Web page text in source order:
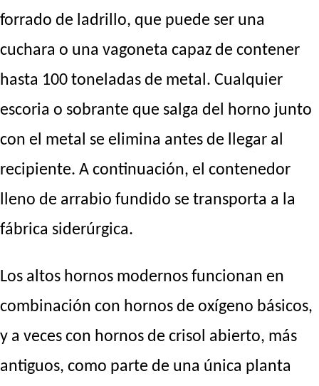
forrado de ladrillo, que puede ser una
cuchara o una vagoneta capaz de contener
hasta 100 toneladas de metal. Cualquier
escoria o sobrante que salga del horno junto
con el metal se elimina antes de llegar al
recipiente. A continuación, el contenedor
lleno de arrabio fundido se transporta a la
fábrica siderúrgica.
Los altos hornos modernos funcionan en
combinación con hornos de oxígeno básicos,
y a veces con hornos de crisol abierto, más
antiguos, como parte de una única planta